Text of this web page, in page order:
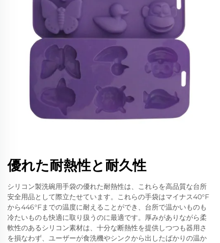
優れた耐熱性と耐久性
シリコン製洗碗用手袋の優れた耐熱性は、これらを高品質な台所
安全用品として際立たせています。これらの手袋はマイナス40°F
から446°Fまでの温度に耐えることができ、台所で温かいものも
冷たいものも快適に取り扱うのに最適です。厚みがありながら柔
軟性のあるシリコン素材は、十分な断熱性を提供しつつも器用さ
を損なわず、ユーザーが食洗機やシンクから出したばかりの温か